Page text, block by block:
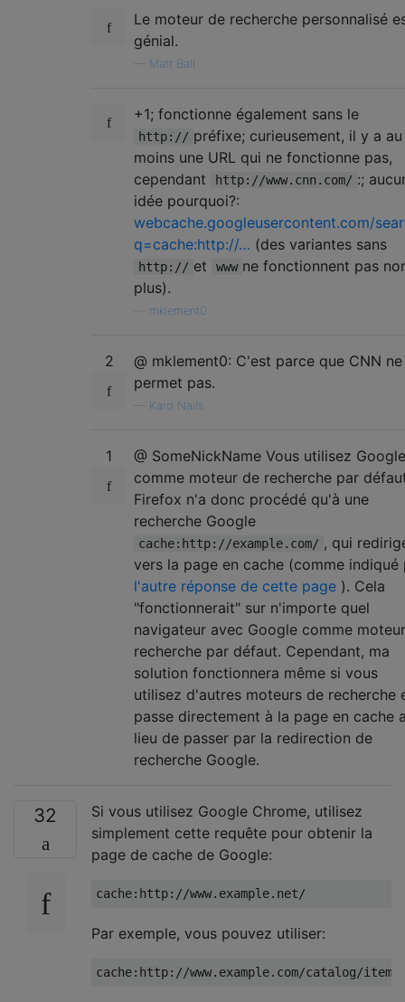
Le moteur de recherche personnalisé
génial.
Matt Ball
+1; fonctionne également sans le
http:// préfixe; curieusement, il y a au
moins une URL qui ne fonctionne pas,
cependant
http://www.cnn.com/ :;
idée pourquoi?:
webcache.googleusercontent.com/
q=cache:http://… (des variantes sans
http:// et www ne fonctionnent pas
plus).
mklement0
2
@ mklement0: C'est parce que CNN
permet pas.
Kard Nails
1
@ SomeNickName Vous utilisez Google
comme moteur de recherche par
Firefox n'a donc procédé qu'à une
recherche Google
cache:http://example.com/ , qui
vers la page en cache (comme indiqué
l'autre réponse de cette page ). Cela
"fonctionnerait" sur n'importe quel
navigateur avec Google comme
recherche par défaut. Cependant, ma
solution fonctionnera même si vous
utilisez d'autres moteurs de recherche
passe directement à la page en cache
lieu de passer par la redirection de
recherche Google.
32
Si vous utilisez Google Chrome, utilisez
simplement cette requête pour obtenir la
page de cache de Google:
Par exemple, vous pouvez utiliser: